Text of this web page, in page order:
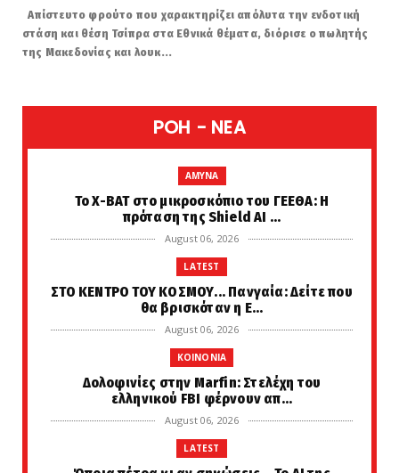
Απίστευτο φρούτο που χαρακτηρίζει απόλυτα την ενδοτική
στάση και θέση Τσίπρα στα Εθνικά θέματα, διόρισε ο πωλητής
της Μακεδονίας και λουκ...
POH - NEA
AMYNA
Το X-BAT στο μικροσκόπιο του ΓΕΕΘΑ: Η
πρόταση της Shield AI ...
August 06, 2026
LATEST
ΣΤΟ ΚΕΝΤΡΟ ΤΟΥ ΚΟΣΜΟΥ... Πανγαία: Δείτε που
θα βρισκόταν η Ε...
August 06, 2026
KOINONIA
Δολοφινίες στην Marfin: Στελέχη του
ελληνικού FBI φέρνουν απ...
August 06, 2026
LATEST